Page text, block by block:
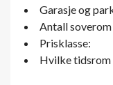
Garasje og
Antall
Prisklasse:
Hvilke tidsrom